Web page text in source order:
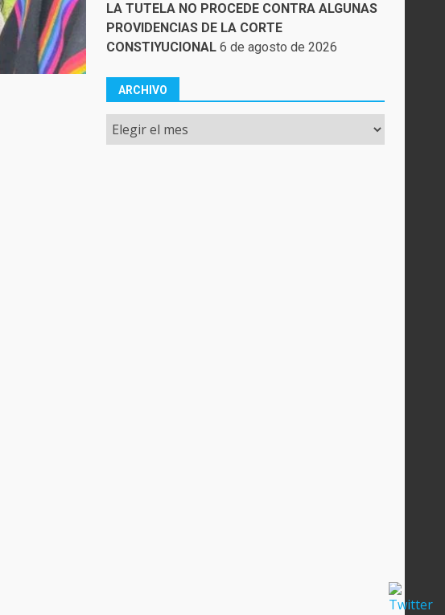
LA TUTELA NO PROCEDE CONTRA ALGUNAS
PROVIDENCIAS DE LA CORTE
CONSTIYUCIONAL 6 de agosto de 2026
ARCHIVO
Archivo